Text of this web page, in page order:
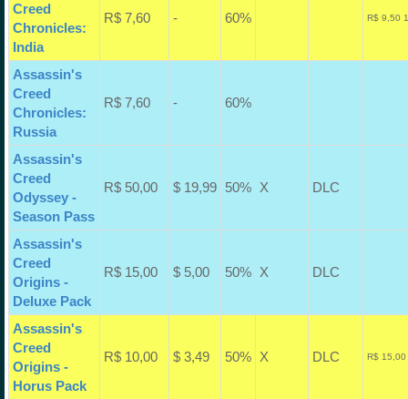
Creed
Chronicles:
India
R$ 7,60 - 60% R$ 9,50
Assassin's
Creed
Chronicles:
Russia
R$ 7,60 - 60%
Assassin's
Creed
Odyssey -
Season Pass
R$ 50,00 $ 19,99 50% X DLC
Assassin's
Creed
Origins -
Deluxe Pack
R$ 15,00 $ 5,00 50% X DLC
Assassin's
Creed
Origins -
Horus Pack
R$ 10,00 $ 3,49 50% X DLC R$